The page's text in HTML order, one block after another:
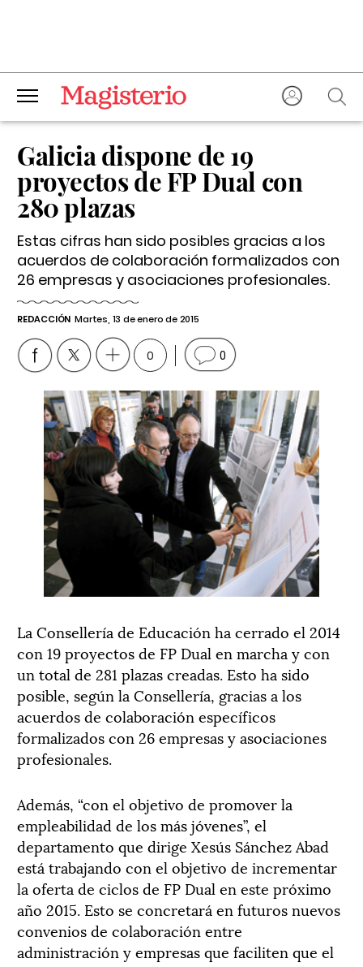
Galicia dispone de 19
proyectos de FP Dual con
280 plazas
Estas cifras han sido posibles gracias a los
acuerdos de colaboración formalizados con
26 empresas y asociaciones profesionales.
REDACCIÓN Martes, 13 de enero de 2015
0 0
La Consellería de Educación ha cerrado el 2014
con 19 proyectos de FP Dual en marcha y con
un total de 281 plazas creadas. Esto ha sido
posible, según la Consellería, gracias a los
acuerdos de colaboración específicos
formalizados con 26 empresas y asociaciones
profesionales.
Además, “con el objetivo de promover la
empleabilidad de los más jóvenes”, el
departamento que dirige Xesús Sánchez Abad
está trabajando con el objetivo de incrementar
la oferta de ciclos de FP Dual en este próximo
año 2015. Esto se concretará en futuros nuevos
convenios de colaboración entre
administración y empresas que faciliten que el